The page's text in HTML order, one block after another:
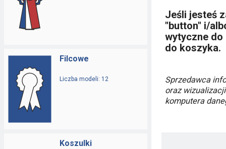
Filcowe
Liczba modeli: 12
Koszulki
Jeśli jesteś
"button" i/
wytyczne do
do koszyka.
Sprzedawca
oraz
komputera